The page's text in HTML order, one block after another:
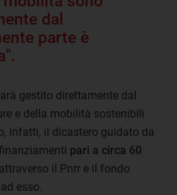
dal
parte è
gestito direttamente dal
e della mobilità sostenibili
infatti, il dicastero guidato da
pari a circa 60
il Pnrr e il fondo
esso.